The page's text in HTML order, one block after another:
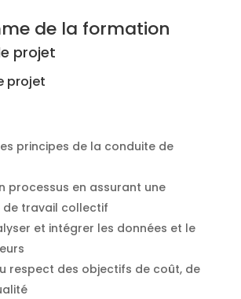
de la formation
projet
projet
principes de la conduite de
processus en assurant une
de travail collectif
et intégrer les données et le
respect des objectifs de coût, de